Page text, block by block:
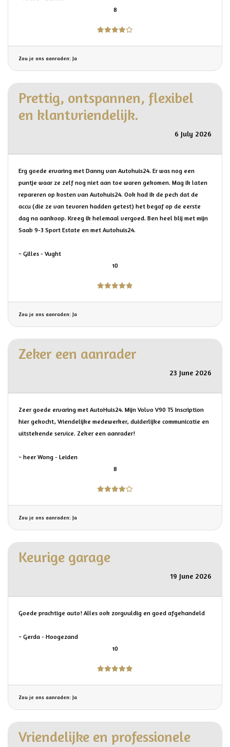
8
Zou je ons aanraden: Ja
Prettig, ontspannen, flexibel
en klantvriendelijk.
6 July 2026
Erg goede ervaring met Danny van Autohuis24. Er was nog een
puntje waar ze zelf nog niet aan toe waren gekomen. Mag ik laten
repareren op kosten van Autohuis24. Ook had ik de pech dat de
accu (die ze van tevoren hadden getest) het begaf op de eerste
dag na aankoop. Kreeg ik helemaal vergoed. Ben heel blij met mijn
Saab 9-3 Sport Estate en met Autohuis24.
~ Gilles - Vught
10
Zou je ons aanraden: Ja
Zeker een aanrader
23 June 2026
Zeer goede ervaring met AutoHuis24. Mijn Volvo V90 T5 Inscription
hier gekocht, Vriendelijke medewerker, duiderlijke communicatie en
uitstekende service. Zeker een aanrader!
~ heer Wong - Leiden
8
Zou je ons aanraden: Ja
Keurige garage
19 June 2026
Goede prachtige auto! Alles ook zorgvuldig en goed afgehandeld
~ Gerda - Hoogezand
10
Zou je ons aanraden: Ja
Vriendelijke en professionele